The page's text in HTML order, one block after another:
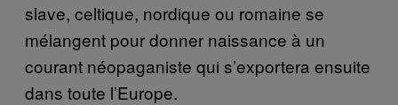
slave, celtique, nordique ou romaine se
mélangent pour donner naissance à un
courant néopaganiste qui s’exportera ensuite
dans toute l’Europe.